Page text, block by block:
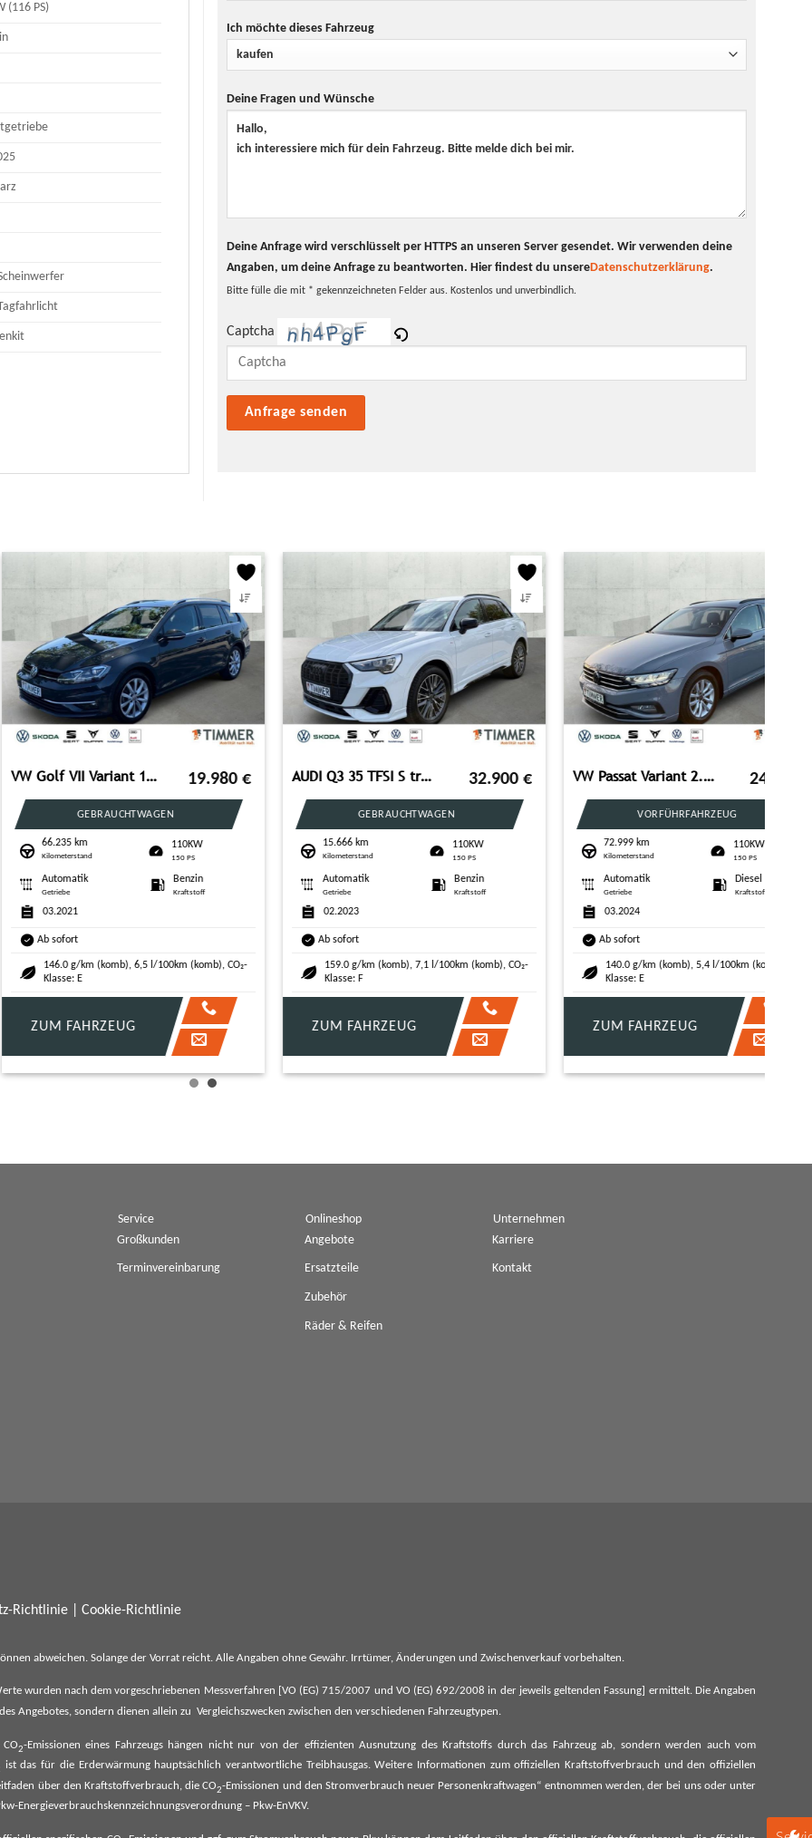
(116 PS)
Ich möchte dieses Fahrzeug
Deine Fragen und Wünsche
Deine Anfrage wird verschlüsselt per HTTPS an unseren Server gesendet. Wir verwenden deine
Angaben, um deine Anfrage zu beantworten. Hier findest du unsereDatenschutzerklärung.
Bitte fülle die mit * gekennzeichneten Felder aus. Kostenlos und unverbindlich.
Bitte lasse dieses Feld leer.
Captcha
VW Passat Variant 2.0 TDI DSG BUSINESS +LED +ACC +R 24.980
VORFÜHRFAHRZEUG
g/km (komb), 5,4 l/100km (komb), CO₂-
SKODA Superb Combi 2.0 TDI DSG Selection *AHK*CANTON* 43.839
VORFÜHRFAHRZEUG
Kilometerstand
133.0 g/km (komb), 5,1 l/100km (komb), CO₂-
ZUM FAHRZEUG
VW T-Roc 1.5 TSI Sport 110KW (150PS) DSG*AHK*STDHZ* 20.780
GEBRAUCHTWAGEN
Kilometerstand
ZUM FAHRZEUG
Service
Großkunden
Terminvereinbarung
Onlineshop
Angebote
Ersatzteile
Zubehör
Räder & Reifen
Unternehmen
Karriere
Kontakt
Richtlinie Cookie-Richtlinie
abweichen. Solange der Vorrat reicht. Alle Angaben ohne Gewähr. Irrtümer, Änderungen und Zwischenverkauf vorbehalten.
wurden nach dem vorgeschriebenen Messverfahren [VO (EG) 715/2007 und VO (EG) 692/2008 in der jeweils geltenden Fassung] ermittelt. Die Angaben
Angebotes, sondern dienen allein zu Vergleichszwecken zwischen den verschiedenen Fahrzeugtypen.
2-Emissionen eines Fahrzeugs hängen nicht nur von der effizienten Ausnutzung des Kraftstoffs durch das Fahrzeug ab, sondern werden auch vom
ist das für die Erderwärmung hauptsächlich verantwortliche Treibhausgas. Weitere Informationen zum offiziellen Kraftstoffverbrauch und den offiziellen
über den Kraftstoffverbrauch, die CO2-Emissionen und den Stromverbrauch neuer Personenkraftwagen“ entnommen werden, der bei uns oder unter
Energieverbrauchskennzeichnungsverordnung – Pkw-EnVKV.